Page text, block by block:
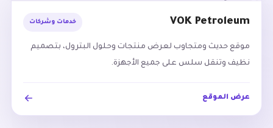
VOK Petroleum خدمات وشركات
موقع حديث ومتجاوب لعرض منتجات وحلول البترول، بتصميم
نظيف وتنقل سلس على جميع الأجهزة.
عرض الموقع